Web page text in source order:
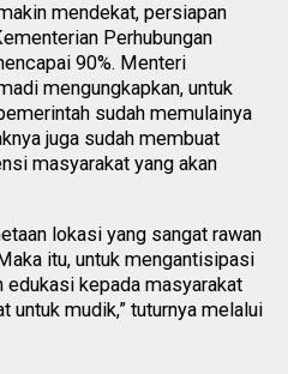
mendekat, persiapan
Perhubungan
90%. Menteri
mengungkapkan, untuk
sudah memulainya
juga sudah membuat
masyarakat yang akan
lokasi yang sangat rawan
itu, untuk mengantisipasi
edukasi kepada masyarakat
untuk mudik,” tuturnya melalui